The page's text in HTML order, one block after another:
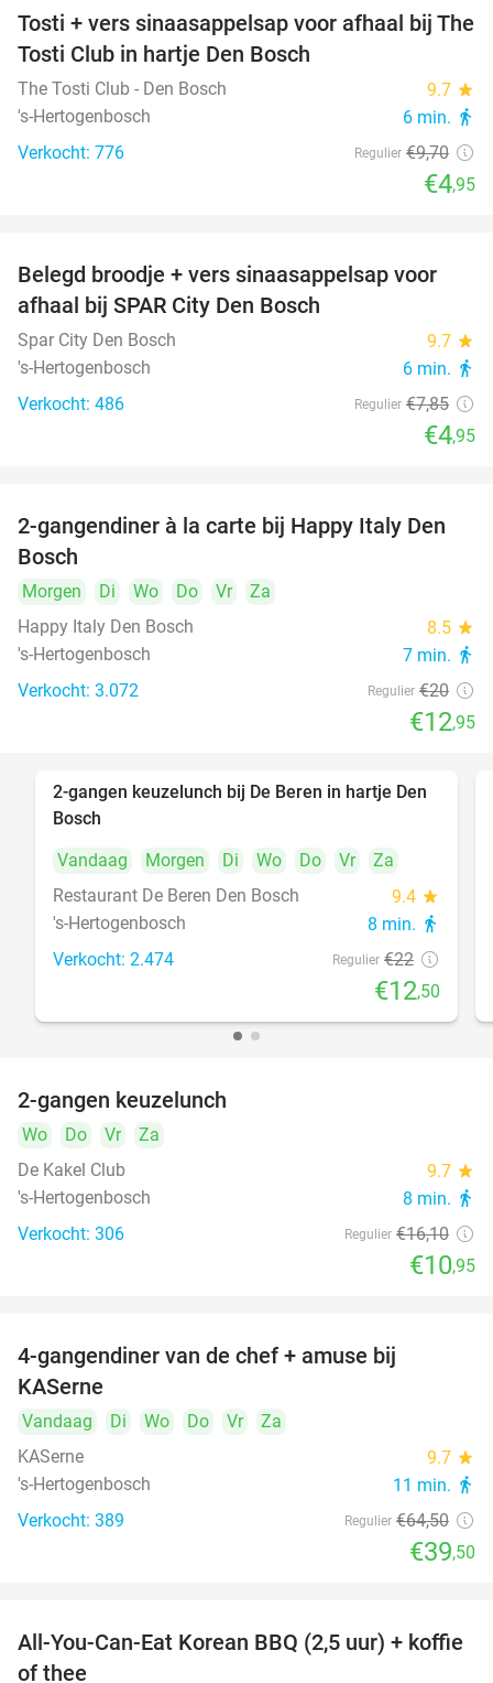
49%
Tosti + vers sinaasappelsap voor afhaal bij The
Tosti Club in hartje Den Bosch
The Tosti Club - Den Bosch 9.7 star
's-Hertogenbosch 6 min. directions_walk
Verkocht: 776 Regulier €9,70
€4,95
37%
Belegd broodje + vers sinaasappelsap voor
afhaal bij SPAR City Den Bosch
Spar City Den Bosch 9.7 star
's-Hertogenbosch 6 min. directions_walk
Verkocht: 486 Regulier €7,85
€4,95
35%
2-gangendiner à la carte bij Happy Italy Den
Bosch
Morgen Di Wo Do Vr
Za
Happy Italy Den Bosch
8.5 star
's-Hertogenbosch 7 min. directions_walk
Verkocht: 3.072 Regulier €20
€12,95
43%
2-gangen keuzelunch bij De Beren in hartje Den
Bosch
Vandaag
Morgen Di Wo Do Vr
Za
Restaurant De Beren Den Bosch
9.4 star
's-Hertogenbosch 8 min. directions_walk
Verkocht: 2.474 Regulier €22
€12,50
2-gangen keuzelunch
Wo Do Vr
Za
De Kakel Club
9.7 star
's-Hertogenbosch 8 min. directions_walk
Verkocht: 306 Regulier €16,10
€10,95
4-gangendiner van de chef + amuse bij
KASerne
Vandaag Di Wo Do Vr
Za
KASerne
9.7 star
's-Hertogenbosch 11 min. directions_walk
Verkocht: 389 Regulier €64,50
€39,50
26%
All-You-Can-Eat Korean BBQ (2,5 uur) + koffie
of thee